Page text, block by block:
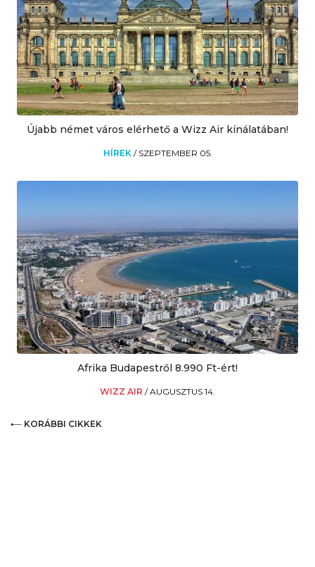
Újabb német város elérhető a Wizz Air kínálatában!
HÍREK / SZEPTEMBER 05.
Afrika Budapestről 8.990 Ft-ért!
WIZZ AIR /AUGUSZTUS 14.
KORÁBBI CIKKEK